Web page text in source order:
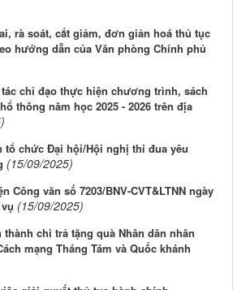
rà soát, cắt giảm, đơn giản hoá thủ tục
hướng dẫn của Văn phòng Chính phủ
chỉ đạo thực hiện chương trình, sách
thông năm học 2025 - 2026 trên địa
tổ chức Đại hội/Hội nghị thi đua yêu
(15/09/2025)
Công văn số 7203/BNV-CVT&LTNN ngày
(15/09/2025)
chi trả tặng quà Nhân dân nhân
mạng Tháng Tám và Quốc khánh